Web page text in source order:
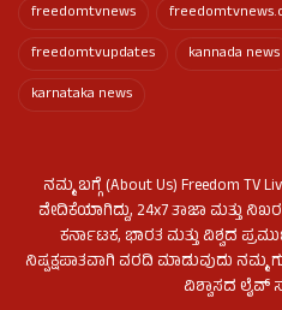
freedomtvnews
freedomtvupdates
kannada news
karnataka news
ನಮ್ಮ ಬಗ್ಗೆ (About Us) Freedom TV
ವೇದಿಕೆಯಾಗಿದ್ದು, 24x7 ತಾಜಾ ಮತ್ತು ನಿಖರ
ಕರ್ನಾಟಕ, ಭಾರತ ಮತ್ತು ವಿಶ್ವದ
ನಿಷ್ಪಕ್ಷಪಾತವಾಗಿ ವರದಿ ಮಾಡುವುದು ನಮ್ಮ
ವಿಶ್ವಾಸದ ಲೈವ್